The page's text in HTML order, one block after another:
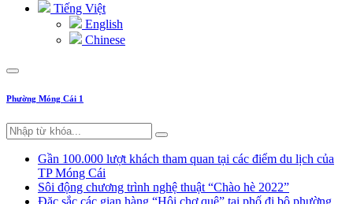
Tiếng Việt
English
Chinese
Phường Móng Cái 1
Gần 100.000 lượt khách tham quan tại các điểm du lịch của
TP Móng Cái
Sôi động chương trình nghệ thuật “Chào hè 2022”
Đặc sắc các gian hàng “Hội chợ quê” tại phố đi bộ phường